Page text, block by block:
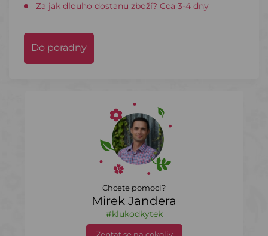
Za jak dlouho dostanu zboží? Cca 3-4 dny
Do poradny
Chcete pomoci?
Mirek Jandera
#klukodkytek